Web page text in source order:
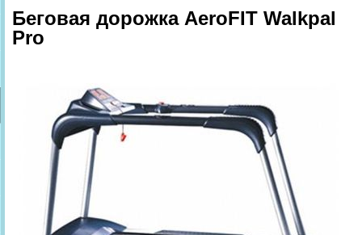
Беговая дорожка AeroFIT Walkpal
Pro